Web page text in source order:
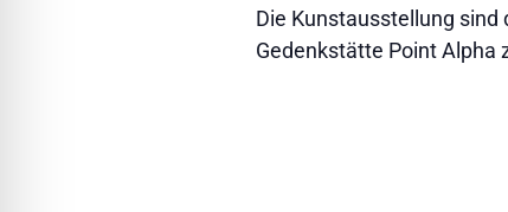
Die Kunstausstellung sind
Gedenkstätte Point Alpha